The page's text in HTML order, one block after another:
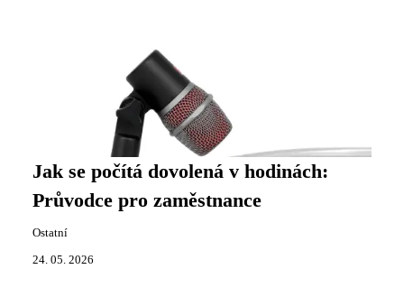
Jak se počítá dovolená v hodinách:
Průvodce pro zaměstnance
Ostatní
24. 05. 2026